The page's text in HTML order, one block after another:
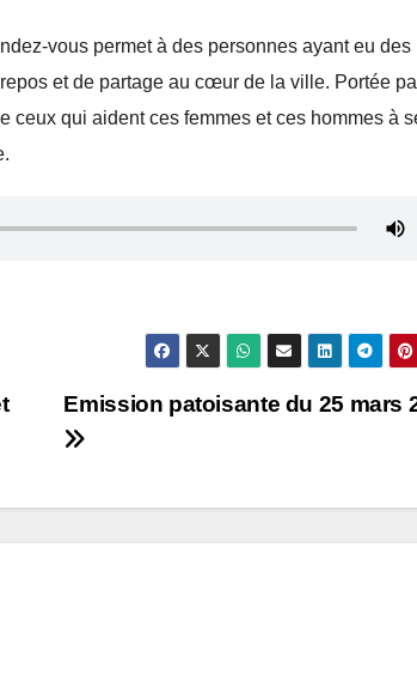
vous permet à des personnes ayant eu des
et de partage au cœur de la ville. Portée
ceux qui aident ces femmes et ces hommes à
Emission patoisante du 25 mars